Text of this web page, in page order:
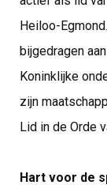
Heiloo-
bijgedragen
Koninklijke
zijn
Lid in de Orde
Hart voor de